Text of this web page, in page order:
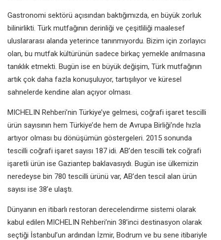
Gastronomi sektörü açısından baktığımızda, en büyük zorluk
bilinirlikti. Türk mutfağının derinliği ve çeşitliliği maalesef
uluslararası alanda yeterince tanınmıyordu. Bizim için zorlayıcı
olan, bu mutfak kültürünün sadece birkaç yemekle anılmasına
tanıklık etmekti. Bugün ise en büyük değişim, Türk mutfağının
artık çok daha fazla konuşuluyor, tartışılıyor ve küresel
sahnelerde kendine alan açıyor olması.
MICHELIN Rehberi’nin Türkiye’ye gelmesi, coğrafi işaret tescilli
ürün sayısının hem Türkiye’de hem de Avrupa Birliği’nde hızla
artıyor olması bu dönüşümün göstergeleri. 2015 sonunda
tescilli coğrafi işaret sayısı 187 idi. AB’den tescilli tek coğrafi
işaretli ürün ise Gaziantep baklavasıydı. Bugün ise ülkemizin
neredeyse bin 780 tescilli ürünü var, AB’den tescil alan ürün
sayısı ise 38’e ulaştı.
Dünyanın en itibarlı restoran derecelendirme sistemi olarak
kabul edilen MICHELIN Rehberi’nin 38’inci destinasyon olarak
seçtiği İstanbul’un ardından İzmir, Bodrum ve bu sene itibariyle